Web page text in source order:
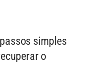
simples
o